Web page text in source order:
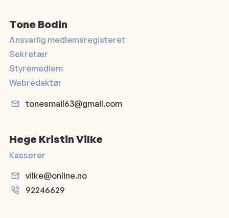
Tone Bodin
Ansvarlig medlemsregisteret
Sekretær
Styremedlem
Webredaktør
tonesmail63@gmail.com
Hege Kristin Vilke
Kasserer
vilke@online.no
92246629